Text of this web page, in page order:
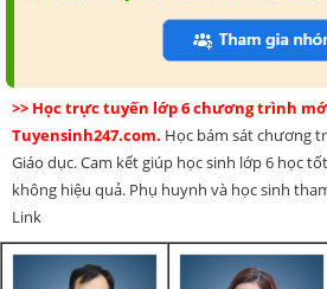
>> Học trực tuyến lớp 6 chương trình
Tuyensinh247.com. Học bám sát chương
Giáo dục. Cam kết giúp học sinh lớp 6 học
không hiệu quả. Phụ huynh và học sinh
Link